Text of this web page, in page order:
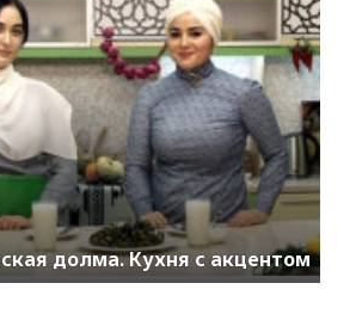
долма. Кухня с акцентом